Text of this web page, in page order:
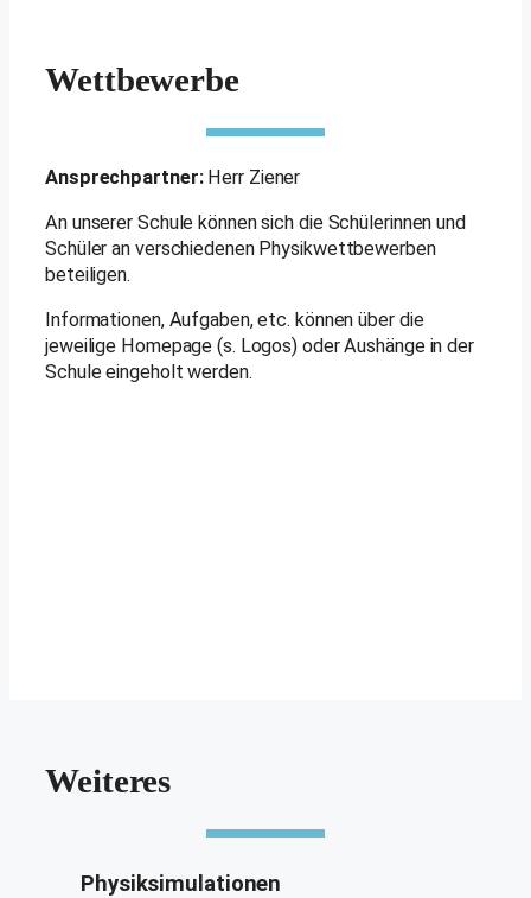
Wettbewerbe
Ansprechpartner:Herr Ziener
An unserer Schule können sich die Schülerinnen und
Schüler an verschiedenen Physikwettbewerben
beteiligen.
Informationen, Aufgaben, etc. können über die
jeweilige Homepage (s. Logos) oder Aushänge in der
Schule eingeholt werden.
Weiteres
Physiksimulationen